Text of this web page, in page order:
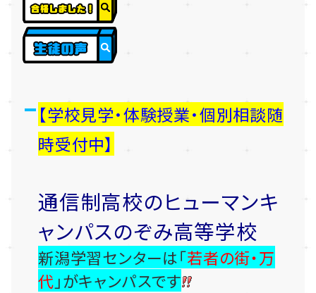
【学校見学・体験授業・個別相談随
時受付中】
通信制高校のヒューマンキ
ャンパスのぞみ高等学校
新潟学習センターは「若者の街・万
代 」がキャンパスです